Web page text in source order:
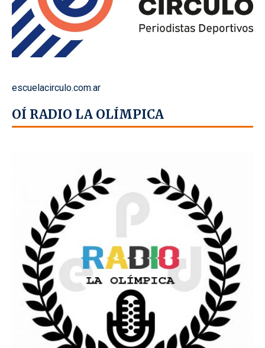
escuelacirculo.com.ar
OÍ RADIO LA OLÍMPICA